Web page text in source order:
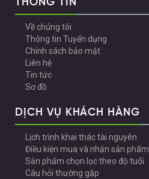
THÔNG TIN
Về chúng tôi
Thông tin Tuyển dụng
Chính sách bảo mật
Liên hệ
Tin tức
Sơ đồ
DỊCH VỤ KHÁCH HÀNG
Lịch trình khai thác tài nguyên
Điều kiện mua và nhận sản phẩm
Sản phẩm chọn lọc theo độ tuổi
Câu hỏi thường gặp